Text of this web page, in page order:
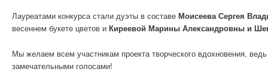
Лауреатами конкурса стали дуэты в составе Моисеева Сергея
весеннем букете цветов и Киреевой Марины Александровны и
Мы желаем всем участникам проекта творческого вдохновения,
замечательными голосами!